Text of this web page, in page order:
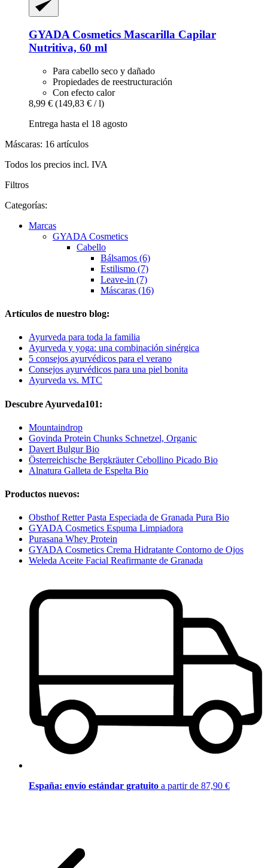
GYADA Cosmetics Mascarilla Capilar
Nutritiva, 60 ml
Para cabello seco y dañado
Propiedades de reestructuración
Con efecto calor
8,99 € (149,83 € / l)
Entrega hasta el 18 agosto
Máscaras: 16 artículos
Todos los precios incl. IVA
Filtros
Categorías:
Marcas
GYADA Cosmetics
Cabello
Bálsamos (6)
Estilismo (7)
Leave-in (7)
Máscaras (16)
Artículos de nuestro blog:
Ayurveda para toda la familia
Ayurveda y yoga: una combinación sinérgica
5 consejos ayurvédicos para el verano
Consejos ayurvédicos para una piel bonita
Ayurveda vs. MTC
Descubre Ayurveda101:
Mountaindrop
Govinda Protein Chunks Schnetzel, Organic
Davert Bulgur Bio
Österreichische Bergkräuter Cebollino Picado Bio
Alnatura Galleta de Espelta Bio
Productos nuevos:
Obsthof Retter Pasta Especiada de Granada Pura Bio
GYADA Cosmetics Espuma Limpiadora
Purasana Whey Protein
GYADA Cosmetics Crema Hidratante Contorno de Ojos
Weleda Aceite Facial Reafirmante de Granada
España: envío estándar gratuito a partir de 87,90 €